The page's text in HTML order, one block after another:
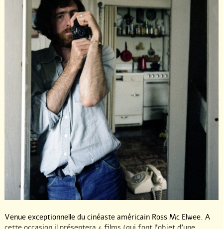
Venue exceptionnelle du cinéaste américain Ross Mc Elwee. A